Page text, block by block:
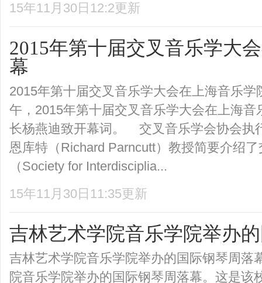
15年11月30日12:2更新
2015年第十届交叉音乐学大
幕
2015年第十届交叉音乐学大会在上海音乐
午，2015年第十届交叉音乐学大会在上海音
长杨燕迪致开幕词。 交叉音乐学会协会执
恩库特（Richard Parncutt）教授简要介绍
（Society for Interdisciplia...
15年11月30日11:35更新
吉林艺术学院音乐学院举办
吉林艺术学院音乐学院举办的国际钢琴周
院音乐学院举办的国际钢琴周落幕。这是该